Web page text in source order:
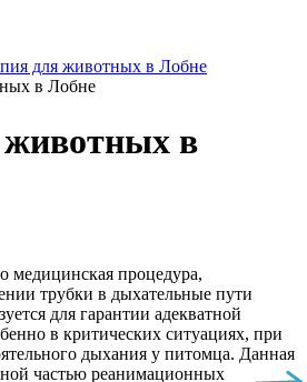
для животных в Лобне
в Лобне
в
медицинская процедура,
трубки в дыхательные пути
для гарантии адекватной
в критических ситуациях, при
дыхания у питомца. Данная
частью реанимационных